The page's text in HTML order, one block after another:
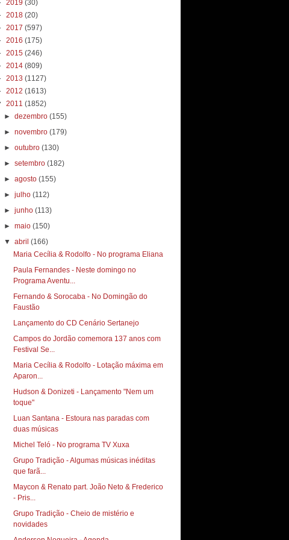
2019 (30)
2018 (20)
2017 (597)
2016 (175)
2015 (246)
2014 (809)
2013 (1127)
2012 (1613)
2011 (1852)
►dezembro(155)
►novembro(179)
►outubro(130)
►setembro(182)
►agosto(155)
►julho(112)
►junho(113)
►maio(150)
▼abril(166)
Maria Cecília & Rodolfo - No programa Eliana
Paula Fernandes - Neste domingo no
Programa Aventu...
Fernando & Sorocaba - No Domingão do
Faustão
Lançamento do CD Cenário Sertanejo
Campos do Jordão comemora 137 anos com
Festival Se...
Maria Cecília & Rodolfo - Lotação máxima em
Aparon...
Hudson & Donizeti - Lançamento "Nem um
toque"
Luan Santana - Estoura nas paradas com
duas músicas
Michel Teló - No programa TV Xuxa
Grupo Tradição - Algumas músicas inéditas
que farã...
Maycon & Renato part. João Neto & Frederico
- Pris...
Grupo Tradição - Cheio de mistério e
novidades